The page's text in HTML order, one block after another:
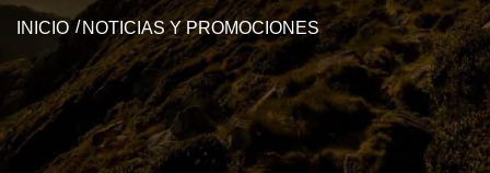
INICIO NOTICIAS Y PROMOCIONES